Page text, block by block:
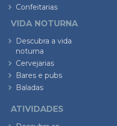
Confeitarias
VIDA NOTURNA
Descubra a vida
noturna
Cervejarias
Bares e pubs
Baladas
ATIVIDADES